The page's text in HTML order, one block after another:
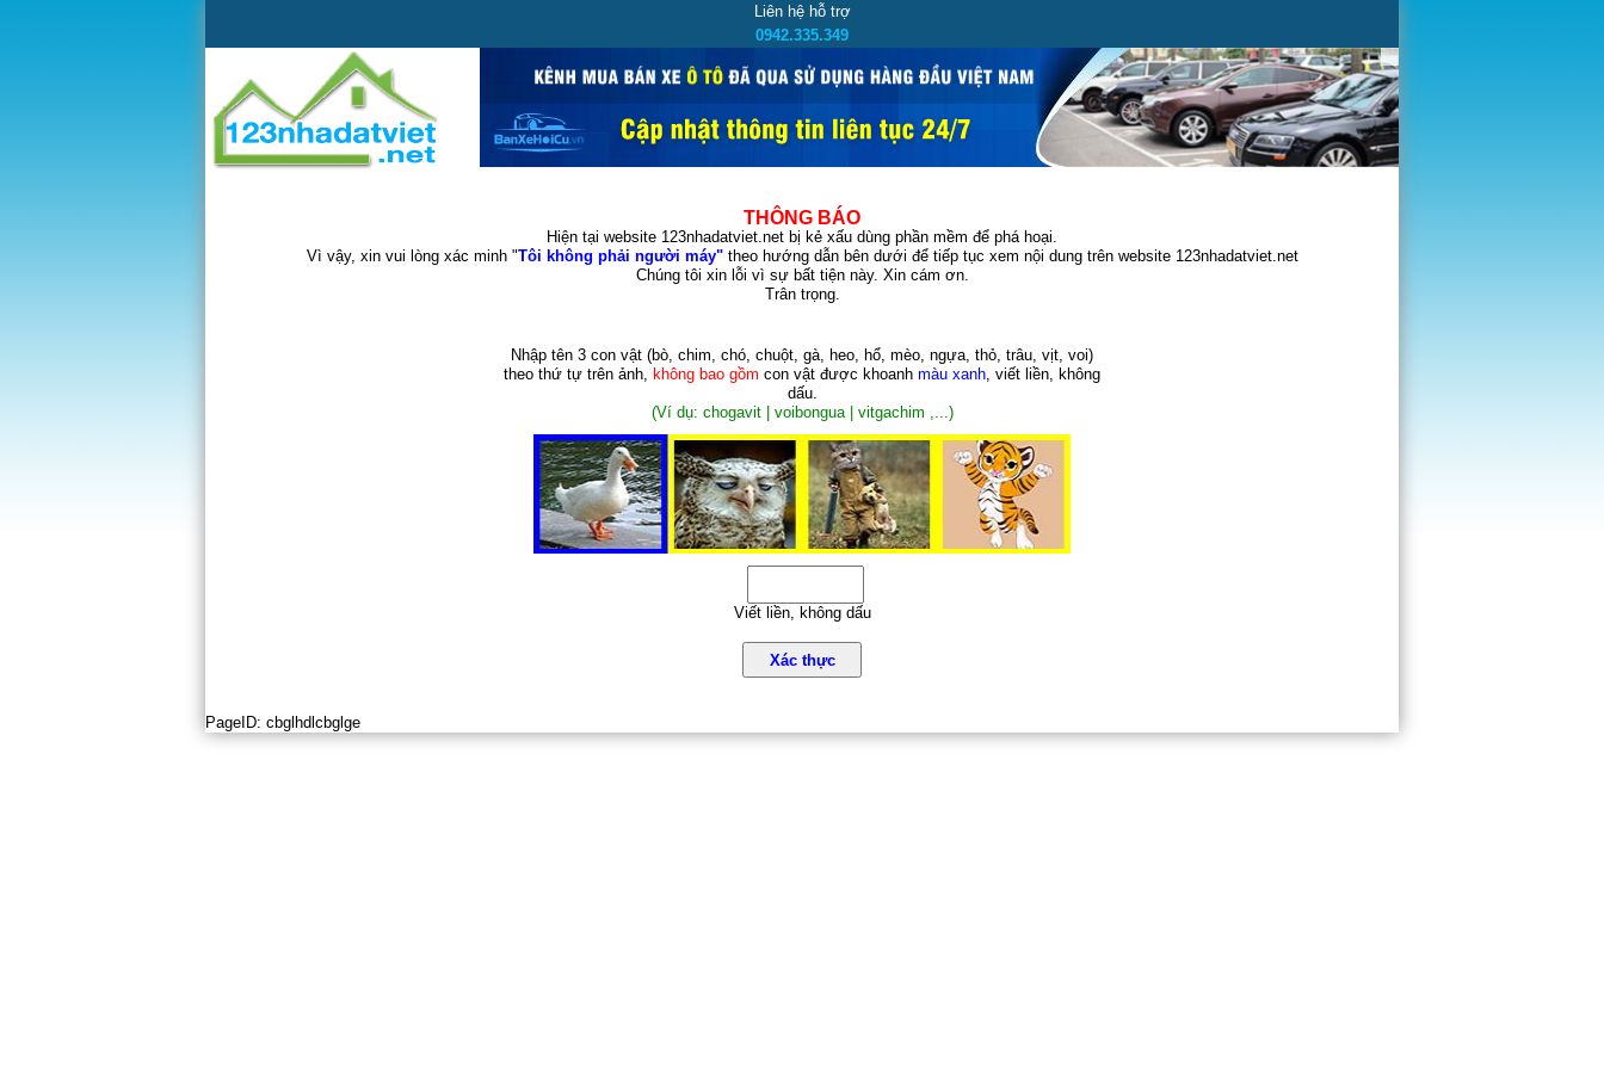
Liên hệ hỗ trợ
0942.335.349
THÔNG BÁO
Hiện tại website 123nhadatviet.net bị kẻ xấu dùng phần mềm để phá hoại.
Vì vậy, xin vui lòng xác minh "Tôi không phải người máy"theo hướng dẫn bên dưới để tiếp tục xem nội dung trên website 123nhadatviet.net
Chúng tôi xin lỗi vì sự bất tiện này. Xin cám ơn.
Trân trọng.
Nhập tên 3 con vật (bò, chim, chó, chuột, gà, heo, hổ, mèo, ngựa, thỏ, trâu, vịt, voi)
theo thứ tự trên ảnh, không bao gồm con vật được khoanh màu xanh, viết liền, không
dấu.
(Ví dụ: chogavit | voibongua | vitgachim ,...)
Viết liền, không dấu
Xác thực
PageID: cbglhdlcbglge